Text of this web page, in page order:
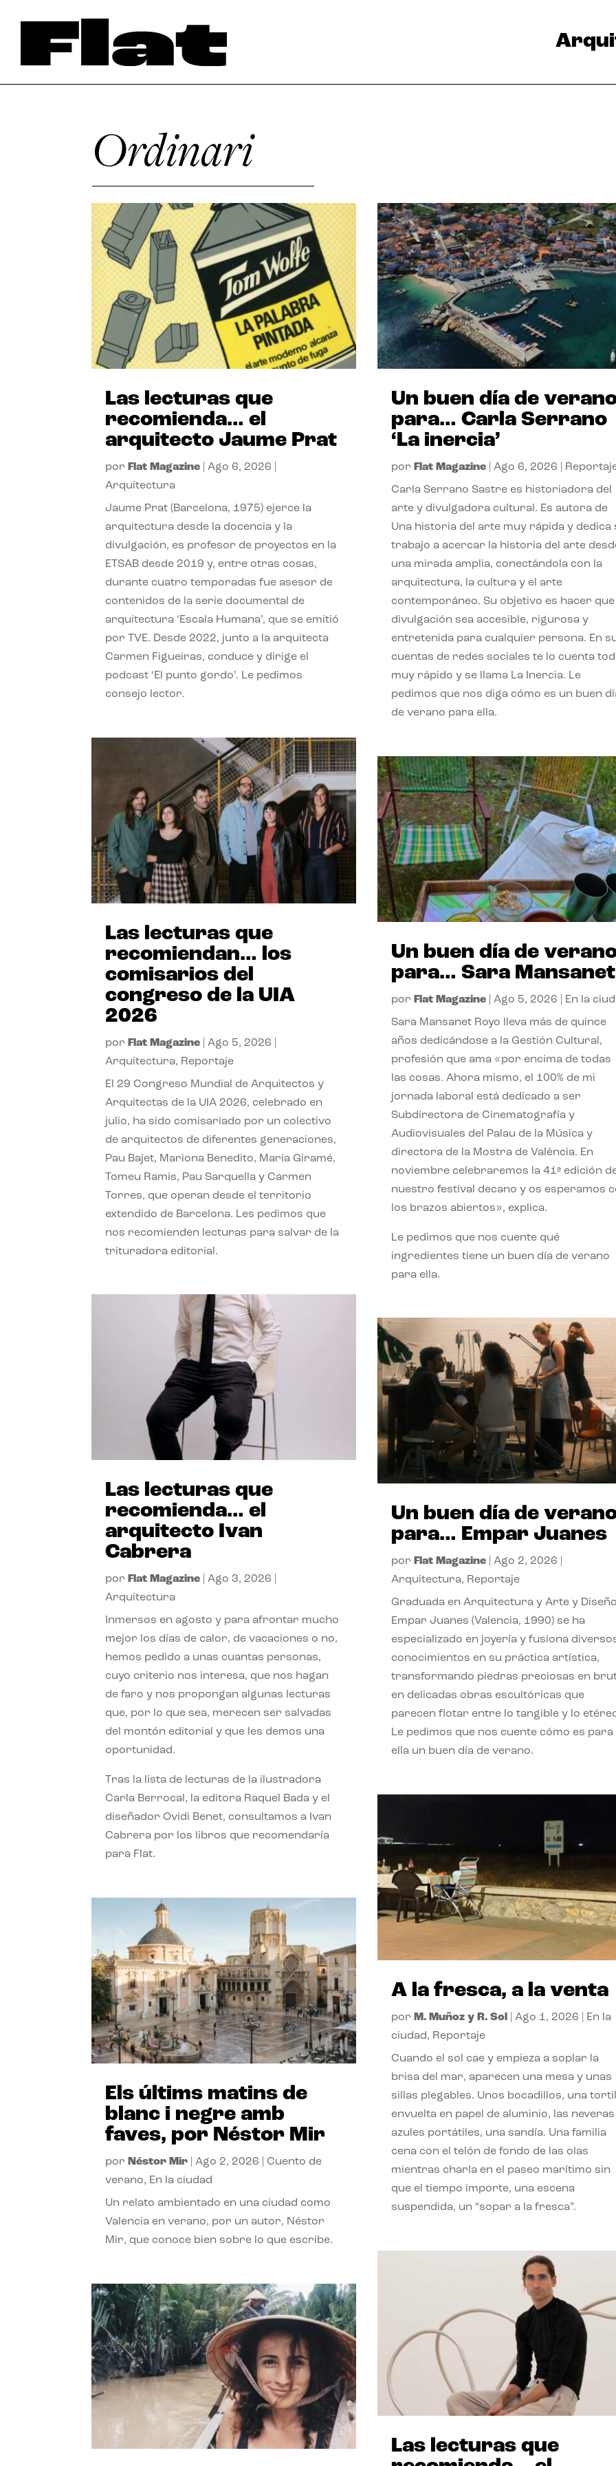
Ordinari
Las lecturas que
recomienda… el
arquitecto Jaume Prat
por Flat Magazine |Ago 6, 2026
Arquitectura
Jaume Prat (Barcelona, 1975) ejerce la
arquitectura desde la docencia y la
divulgación, es profesor de proyectos en la
ETSAB desde 2019 y, entre otras cosas,
durante cuatro temporadas fue asesor de
contenidos de la serie documental de
arquitectura ‘Escala Humana’, que se emitió
por TVE. Desde 2022, junto a la arquitecta
Carmen Figueiras, conduce y dirige el
podcast ‘El punto gordo’. Le pedimos
consejo lector.
Las lecturas que
recomiendan… los
comisarios del
congreso de la UIA
2026
por Flat Magazine |Ago 5, 2026
Arquitectura, Reportaje
El 29 Congreso Mundial de Arquitectos y
Arquitectas de la UIA 2026, celebrado en
julio, ha sido comisariado por un colectivo
de arquitectos de diferentes generaciones,
Pau Bajet, Mariona Benedito, Maria Giramé,
Tomeu Ramis, Pau Sarquella y Carmen
Torres, que operan desde el territorio
extendido de Barcelona. Les pedimos que
nos recomienden lecturas para salvar de la
trituradora editorial.
Las lecturas que
recomienda… el
arquitecto Ivan
Cabrera
por Flat Magazine |Ago 3, 2026
Arquitectura
Inmersos en agosto y para afrontar mucho
mejor los días de calor, de vacaciones o no,
hemos pedido a unas cuantas personas,
cuyo criterio nos interesa, que nos hagan
de faro y nos propongan algunas lecturas
que, por lo que sea, merecen ser salvadas
del montón editorial y que les demos una
oportunidad.
Tras la lista de lecturas de la ilustradora
Carla Berrocal, la editora Raquel Bada y el
diseñador Ovidi Benet, consultamos a Ivan
Cabrera por los libros que recomendaría
para Flat.
Els últims matins de
blanc i negre amb
faves, por Néstor Mir
por Néstor Mir |Ago 2, 2026 |Cuento de
verano, En la ciudad
Un relato ambientado en una ciudad como
Valencia en verano, por un autor, Néstor
Mir, que conoce bien sobre lo que escribe.
Un buen día de
para… Carla Serrano
‘La inercia’
por Flat Magazine| Ago 6, 2026
Carla Serrano Sastre es historiadora del
arte y divulgadora cultural. Es autora de
Una historia del arte muy rápida y dedica
trabajo a acercar la historia del arte
una mirada amplia, conectándola con la
arquitectura, la cultura y el arte
contemporáneo. Su objetivo es hacer que
divulgación sea accesible, rigurosa y
entretenida para cualquier persona. En
cuentas de redes sociales te lo cuenta
muy rápido y se llama La Inercia. Le
pedimos que nos diga cómo es un buen
de verano para ella.
Un buen día de
para… Sara Mansanet
por Flat Magazine| Ago 5, 2026 En la
Sara Mansanet Royo lleva más de quince
años dedicándose a la Gestión Cultural,
profesión que ama «por encima de todas
las cosas. Ahora mismo, el 100% de mi
jornada laboral está dedicado a ser
Subdirectora de Cinematografía y
Audiovisuales del Palau de la Música y
directora de la Mostra de València. En
noviembre celebraremos la 41ª edición
nuestro festival decano y os esperamos
los brazos abiertos», explica.
Le pedimos que nos cuente qué
ingredientes tiene un buen día de verano
para ella.
Un buen día de
para… Empar Juanes
por Flat Magazine| Ago 2, 2026
Arquitectura, Reportaje
Graduada en Arquitectura y Arte y
Empar Juanes (Valencia, 1990) se ha
especializado en joyería y fusiona
conocimientos en su práctica artística,
transformando piedras preciosas en
en delicadas obras escultóricas que
parecen flotar entre lo tangible y lo
Le pedimos que nos cuente cómo es para
ella un buen día de verano.
A la fresca, a la venta
por M. Muñoz y R. Sol Ago 1, 2026
En la
ciudad, Reportaje
Cuando el sol cae y empieza a soplar la
brisa del mar, aparecen una mesa y unas
sillas plegables. Unos bocadillos, una
envuelta en papel de aluminio, las neveras
azules portátiles, una sandía. Una familia
cena con el telón de fondo de las olas
mientras charla en el paseo marítimo sin
que el tiempo importe, una escena
suspendida, un “sopar a la fresca”.
Las lecturas que